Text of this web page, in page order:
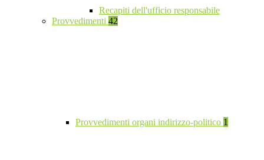
Recapiti dell'ufficio responsabile
Provvedimenti 42
Provvedimenti organi indirizzo-politico 1